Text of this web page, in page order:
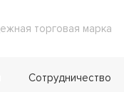
торговая марка
Сотрудничество